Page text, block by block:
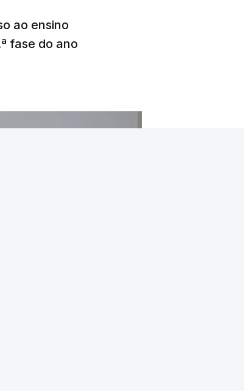
ao ensino
fase do ano